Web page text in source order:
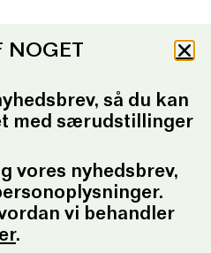
k
NOGET
så du kan
med særudstillinger
vores nyhedsbrev,
vi behandler
.